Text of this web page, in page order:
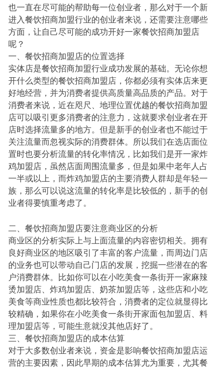
也一直在尽可能的帮助每一位创业者，那么对于一个新
进入餐饮招商加盟行业的创业者来说，还需要注意哪些
方面，让自己尽可能的成功开好一家餐饮招商加盟店
呢？
一、餐饮招商加盟店的位置选择
实体店是餐饮招商加盟行业成功发展的基础。无论你想
开什么类型的餐饮招商加盟店，你都必须有实体店来更
好地经营，并为消费者提供高质量高品质的产品。对于
消费者来说，近在咫尺、地理位置优越的餐饮招商加盟
店可以吸引更多消费者的注意力，这就要求创业者在开
店时选择流量多的地方。但是新手的创业者也不能过于
关注流量而忽视实际的消费群体。所以我们在选店面位
置时也要分析流量的转化率情况，比如我们是开一家炸
鸡加盟店，虽然店面周围流量多，但是如果中老年人占
一半或以上，而炸鸡加盟店的主要消费人群却是年轻一
族，那么可以说这流量的转化率是比较低的，新手的创
业者得要慎重考虑了。
二、餐饮招商加盟店要注意商业区的分析
商业区的分析实际上与上面流量的内容密切相关。拥有
良好商业区的地区吸引了丰富的客户流量，而周边门店
的业务也可以带动自己门店的发展，挖掘一些潜在的客
户消费群体。比如你可以在小吃美食一条街开一家麻辣
烫加盟店、炸鸡加盟店、奶茶加盟店等，这些店和小吃
美食等商业性质也都比较符合，消费者的定位就显得比
较精确，如果你在小吃美食一条街开家面包加盟店、料
理加盟店等，可能生意就没其他店好了。
三、餐饮招商加盟店的成本估算
对于大多数创业者来说，资金是影响餐饮招商加盟店运
营的主要因素，因此早期的成本估算尤为重要，尤其餐